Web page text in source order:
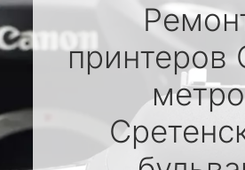
принтеров
метро